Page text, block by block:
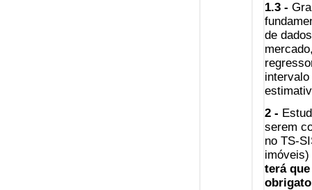
1.3 -
de
2 -
serem
no TS-
imóveis)
terá